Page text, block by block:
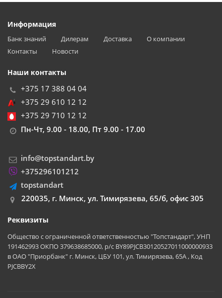
Информация
Банк знаний Дилерам Доставка
О компании
Контакты
Новости
Наши контакты
+375 17 388 04 04
+375 29 610 12 12
+375 29 710 12 12
Пн-Чт, 9.00 - 18.00, Пт 9.00 - 17.00
info@topstandart.by
+375296101212
topstandart
220035, г. Минск, ул. Тимирязева, 65/б, офис 305
Реквизиты
Общество с ограниченной ответственностью "Топстандарт", УНП
191462993 ОКПО 379638685000, р/с BY89PJCB30120527011000000933
в ОАО "Приорбанк" г. Минск, ЦБУ 101, ул. Тимирязева, 65А , Код
PJCBBY2X